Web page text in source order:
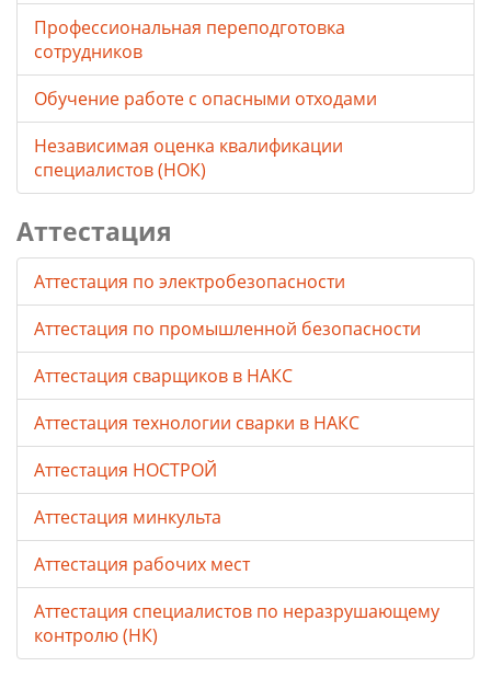
Профессиональная переподготовка
сотрудников
Обучение работе с опасными отходами
Независимая оценка квалификации
специалистов (НОК)
Аттестация
Аттестация по электробезопасности
Аттестация по промышленной безопасности
Аттестация сварщиков в НАКС
Аттестация технологии сварки в НАКС
Аттестация НОСТРОЙ
Аттестация минкульта
Аттестация рабочих мест
Аттестация специалистов по неразрушающему
контролю (НК)